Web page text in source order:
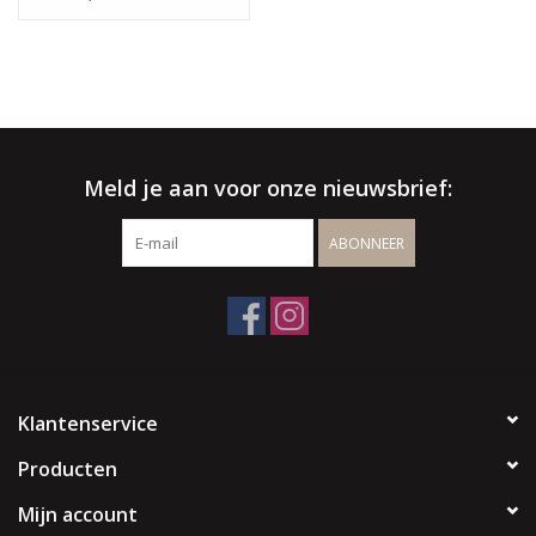
Meld je aan voor onze nieuwsbrief:
ABONNEER
Klantenservice
Producten
Mijn account